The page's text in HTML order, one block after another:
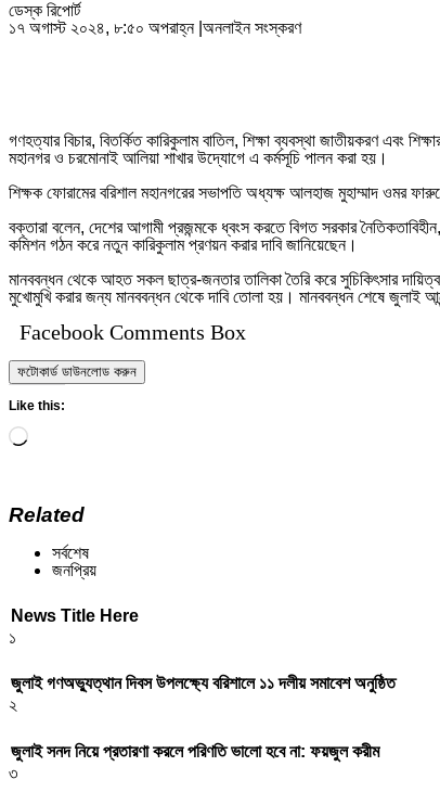
ডেস্ক রিপোর্ট
১৭ অগাস্ট ২০২৪, ৮:৫০ অপরাহ্ন অনলাইন সংস্করণ
গণহত্যার বিচার, বিতর্কিত কারিকুলাম বাতিল, শিক্ষা ব্যবস্থা জাতীয়করণ এবং
মহানগর ও চরমোনাই আলিয়া শাখার উদ্যোগে এ কর্মসূচি পালন করা হয়।
শিক্ষক ফোরামের বরিশাল মহানগরের সভাপতি অধ্যক্ষ আলহাজ মুহাম্মাদ ওমর
বক্তারা বলেন, দেশের আগামী প্রজন্মকে ধ্বংস করতে বিগত সরকার
কমিশন গঠন করে নতুন কারিকুলাম প্রণয়ন করার দাবি জানিয়েছেন।
মানববন্ধন থেকে আহত সকল ছাত্র-জনতার তালিকা তৈরি করে সুচিকিৎসার
মুখোমুখি করার জন্য মানববন্ধন থেকে দাবি তোলা হয়। মানববন্ধন শেষে জুলাই
Facebook Comments Box
ফটোকার্ড ডাউনলোড করুন
Like this:
Loading…
Related
সর্বশেষ
জনপ্রিয়
News Title Here
১
জুলাই গণঅভ্যুত্থান দিবস উপলক্ষ্যে বরিশালে ১১ দলীয় সমাবেশ অনুষ্ঠিত
২
জুলাই সনদ নিয়ে প্রতারণা করলে পরিণতি ভালো হবে না: ফয়জুল করীম
৩